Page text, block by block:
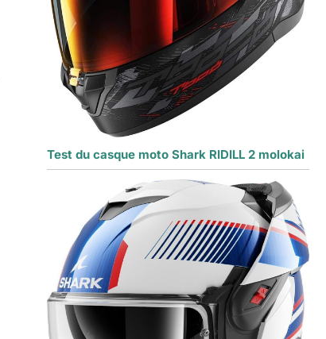
Test du casque moto Shark RIDILL 2 molokai